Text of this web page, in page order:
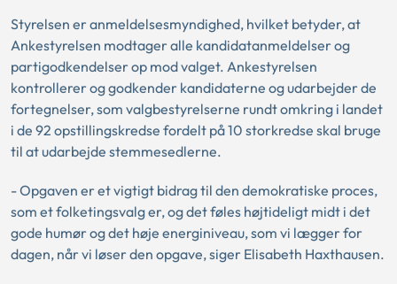
Styrelsen er anmeldelsesmyndighed, hvilket betyder, at
Ankestyrelsen modtager alle kandidatanmeldelser og
partigodkendelser op mod valget. Ankestyrelsen
kontrollerer og godkender kandidaterne og udarbejder de
fortegnelser, som valgbestyrelserne rundt omkring i landet
i de 92 opstillingskredse fordelt på 10 storkredse skal bruge
til at udarbejde stemmesedlerne.
- Opgaven er et vigtigt bidrag til den demokratiske proces,
som et folketingsvalg er, og det føles højtideligt midt i det
gode humør og det høje energiniveau, som vi lægger for
dagen, når vi løser den opgave, siger Elisabeth Haxthausen.